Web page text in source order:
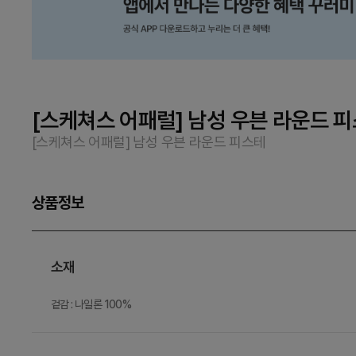
[스케쳐스 어패럴] 남성 우븐 라운드
[스케쳐스 어패럴] 남성 우븐 라운드 피스테
상품정보
소재
겉감 : 나일론 100%